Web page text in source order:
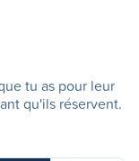
tu as pour leur
qu'ils réservent.